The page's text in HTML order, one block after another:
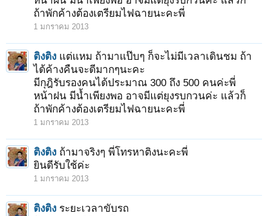
ถ้าพักค้างต้องเตรียมไฟฉายนะคะพี่
1 มกราคม 2013
ติงติง แต่แหม ถ้ามาแป๊บๆ ก็จะไม่มีเวลาเดินชม ถ้า
ได้ค้างคืนจะดีมากๆนะคะ
มีกุฎิรับรองคนได้ประมาณ 300 ถึง 500 คนค่ะพี่
หน้าฝน มีน้ำเพียงพอ อาจมีแต่ยุงรบกวนค่ะ แล้วก็
ถ้าพักค้างต้องเตรียมไฟฉายนะคะพี่
1 มกราคม 2013
ติงติง ถ้ามาจริงๆ พี่โทรหาติงนะคะพี่
ยินดีรับใช้ค่ะ
1 มกราคม 2013
ติงติง ระยะเวลาขับรถ